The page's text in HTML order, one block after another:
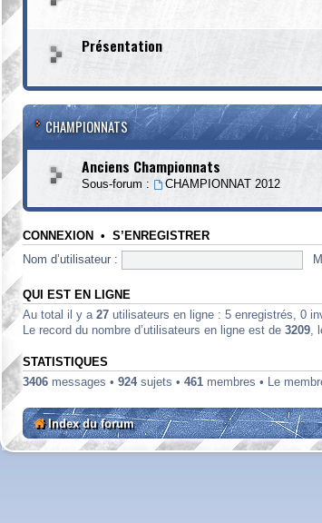
Présentation
CHAMPIONNATS
Anciens Championnats
Sous-forum : CHAMPIONNAT 2012
CONNEXION • S’ENREGISTRER
Nom d’utilisateur :
QUI EST EN LIGNE
Au total il y a 27 utilisateurs en ligne : 5 enregistrés, 0
Le record du nombre d’utilisateurs en ligne est de 3209,
STATISTIQUES
3406 messages • 924sujets • 461 membres • Le
Index du forum